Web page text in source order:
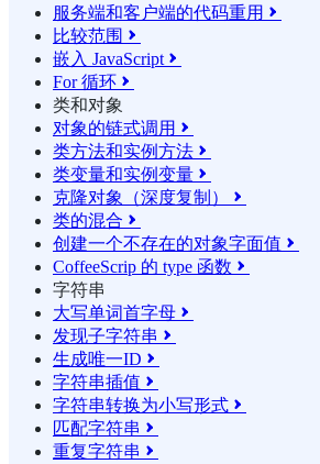
服务端和客户端的代码重用 
比较范围 
嵌入 JavaScript 
For 循环 
类和对象
对象的链式调用 
类方法和实例方法 
类变量和实例变量 
克隆对象（深度复制） 
类的混合 
创建一个不存在的对象字面值 
CoffeeScrip 的 type 函数 
字符串
大写单词首字母 
发现子字符串 
生成唯一ID 
字符串插值 
字符串转换为小写形式 
匹配字符串 
重复字符串 